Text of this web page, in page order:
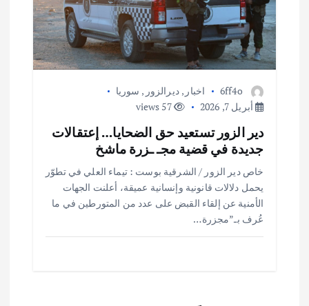
6ff4o اخبار ,ديرالزور , سوريا
أبريل 7, 2026
57 views
دير الزور تستعيد حق الضحايا… إعتقالات
جديدة في قضية مجـ ـزرة ماشخ
خاص دير الزور / الشرقية بوست : تيماء العلي في تطوّر
يحمل دلالات قانونية وإنسانية عميقة، أعلنت الجهات
الأمنية عن إلقاء القبض على عدد من المتورطين في ما
عُرف بـ”مجزرة…